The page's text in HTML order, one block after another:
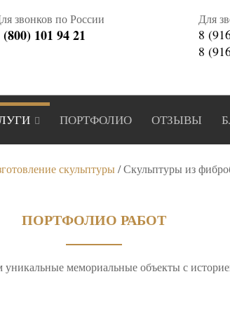
звонков по России
(800) 101 94 21
Для
8
8
ПОРТФОЛИО ОТЗЫВЫ
скульптуры/Скульптуры из
ПОРТФОЛИО РАБОТ
уникальные мемориальные объекты с